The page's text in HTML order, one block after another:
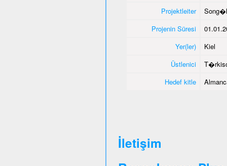
Projektleiter
Projenin Süresi
Yer(ler)
Kiel
Üstlenici
Hedef kitle
İletişim